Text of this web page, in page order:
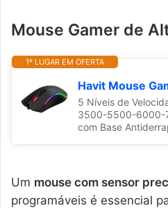
Mouse Gamer de
1º LUGAR EM OFERTA
5 Níveis de
3500-5500-6000-
com Base
Um mouse com sensor
programáveis é essencial